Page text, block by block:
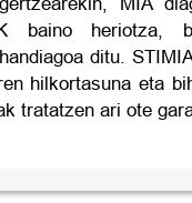
baino heriotza,
ditu.
hilkortasuna eta
tratatzen ari ote